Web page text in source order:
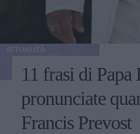
11 frasi di
pronunciate
Francis Prevost